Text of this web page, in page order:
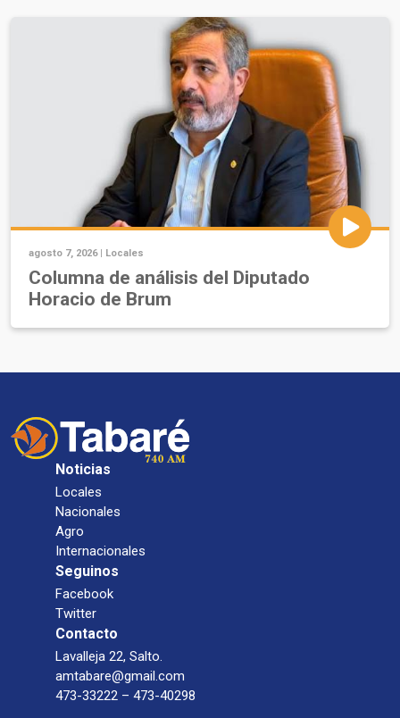
agosto 7, 2026 | Locales
Columna de análisis del Diputado
Horacio de Brum
Noticias
Locales
Nacionales
Agro
Internacionales
Seguinos
Facebook
Twitter
Contacto
Lavalleja 22, Salto.
amtabare@gmail.com
473-33222 – 473-40298